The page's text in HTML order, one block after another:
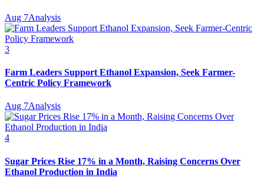
Aug 7Analysis
3
Farm Leaders Support Ethanol Expansion, Seek Farmer-
Centric Policy Framework
Aug 7Analysis
4
Sugar Prices Rise 17% in a Month, Raising Concerns Over
Ethanol Production in India